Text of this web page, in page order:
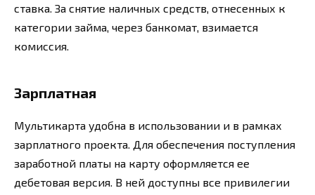
ставка. За снятие наличных средств, отнесенных к
категории займа, через банкомат, взимается
комиссия.
Зарплатная
Мультикарта удобна в использовании и в рамках
зарплатного проекта. Для обеспечения поступления
заработной платы на карту оформляется ее
дебетовая версия. В ней доступны все привилегии